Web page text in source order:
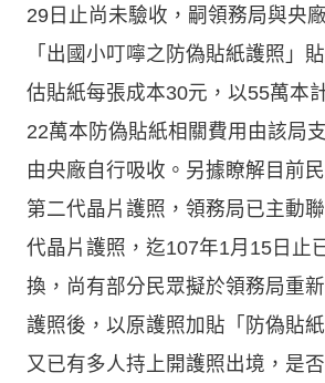
29日止尚未驗收，嗣領務局與央
「出國小叮嚀之防偽貼紙護照」
估貼紙每張成本30元，以55萬本
22萬本防偽貼紙相關費用由該局
由央廠自行吸收。另據瞭解目前
第二代晶片護照，領務局已主動
代晶片護照，迄107年1月15日止
換，尚有部分民眾擬於領務局重
護照後，以原護照加貼「防偽貼
又已有多人持上開護照出境，是